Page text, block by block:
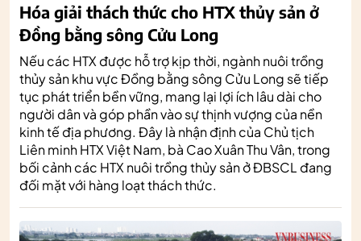
Hóa giải thách thức cho HTX thủy sản ở
Đồng bằng sông Cửu Long
Nếu các HTX được hỗ trợ kịp thời, ngành nuôi trồng
thủy sản khu vực Đồng bằng sông Cửu Long sẽ tiếp
tục phát triển bền vững, mang lại lợi ích lâu dài cho
người dân và góp phần vào sự thịnh vượng của nền
kinh tế địa phương. Đây là nhận định của Chủ tịch
Liên minh HTX Việt Nam, bà Cao Xuân Thu Vân, trong
bối cảnh các HTX nuôi trồng thủy sản ở ĐBSCL đang
đối mặt với hàng loạt thách thức.